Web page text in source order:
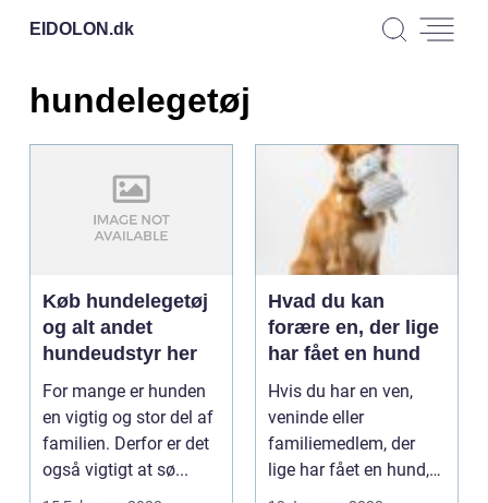
EIDOLON.dk
hundelegetøj
Køb hundelegetøj
og alt andet
hundeudstyr her
For mange er hunden
en vigtig og stor del af
familien. Derfor er det
også vigtigt at sø...
Hvad du kan
forære en, der lige
har fået en hund
Hvis du har en ven,
veninde eller
familiemedlem, der
lige har fået en hund,
så skal du ud og finde